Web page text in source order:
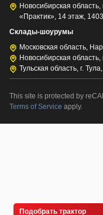
Новосибирская
«Практик», 14 этаж,
Склады-шоурумы
Московская область,
Новосибирская область,
Тульская область, г.
This site is protected by
Terms of Service apply.
Подобрать трактор